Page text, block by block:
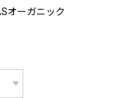
オーガニック